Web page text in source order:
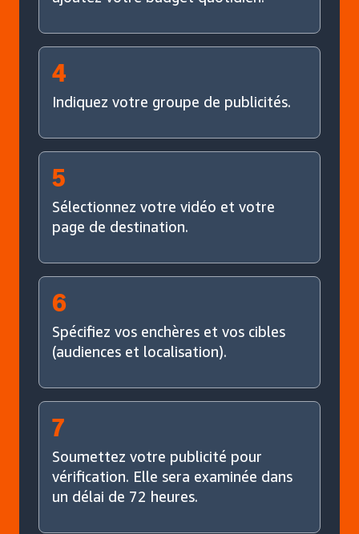
4
Indiquez votre groupe de publicités.
5
Sélectionnez votre vidéo et votre
page de destination.
6
Spécifiez vos enchères et vos cibles
(audiences et localisation).
7
Soumettez votre publicité pour
vérification. Elle sera examinée dans
un délai de 72 heures.